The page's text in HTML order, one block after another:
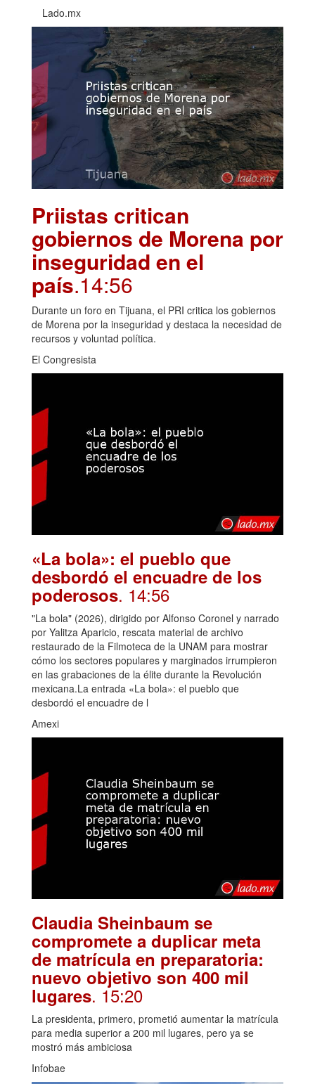
Lado.mx
Priistas critican
gobiernos de Morena por
inseguridad en el
país.14:56
Durante un foro en Tijuana, el PRI critica los gobiernos
de Morena por la inseguridad y destaca la necesidad de
recursos y voluntad política.
El Congresista
«La bola»: el pueblo que
desbordó el encuadre de los
poderosos. 14:56
"La bola" (2026), dirigido por Alfonso Coronel y narrado
por Yalitza Aparicio, rescata material de archivo
restaurado de la Filmoteca de la UNAM para mostrar
cómo los sectores populares y marginados irrumpieron
en las grabaciones de la élite durante la Revolución
mexicana.La entrada «La bola»: el pueblo que
desbordó el encuadre de l
Amexi
Claudia Sheinbaum se
compromete a duplicar meta
de matrícula en preparatoria:
nuevo objetivo son 400 mil
lugares. 15:20
La presidenta, primero, prometió aumentar la matrícula
para media superior a 200 mil lugares, pero ya se
mostró más ambiciosa
Infobae